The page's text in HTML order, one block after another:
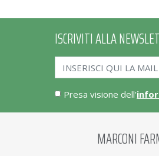
ISCRIVITI ALLA
Presa visione dell'
MARCONI